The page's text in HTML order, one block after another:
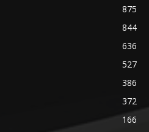
875
844
636
527
386
372
166